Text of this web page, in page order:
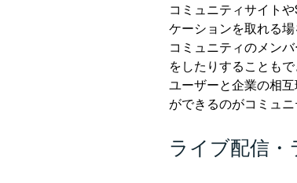
コミュニティサイト
ケーションを取れる場
コミュニティのメン
をしたりすることもで
ユーザーと企業の相
ができるのがコミュ
ライブ配信